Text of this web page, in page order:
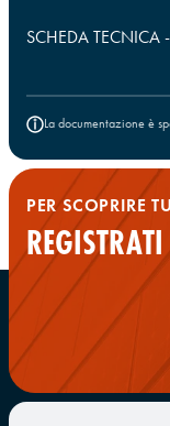
SCHEDA TECNICA -
La documentazione è
PER SCOPRIRE